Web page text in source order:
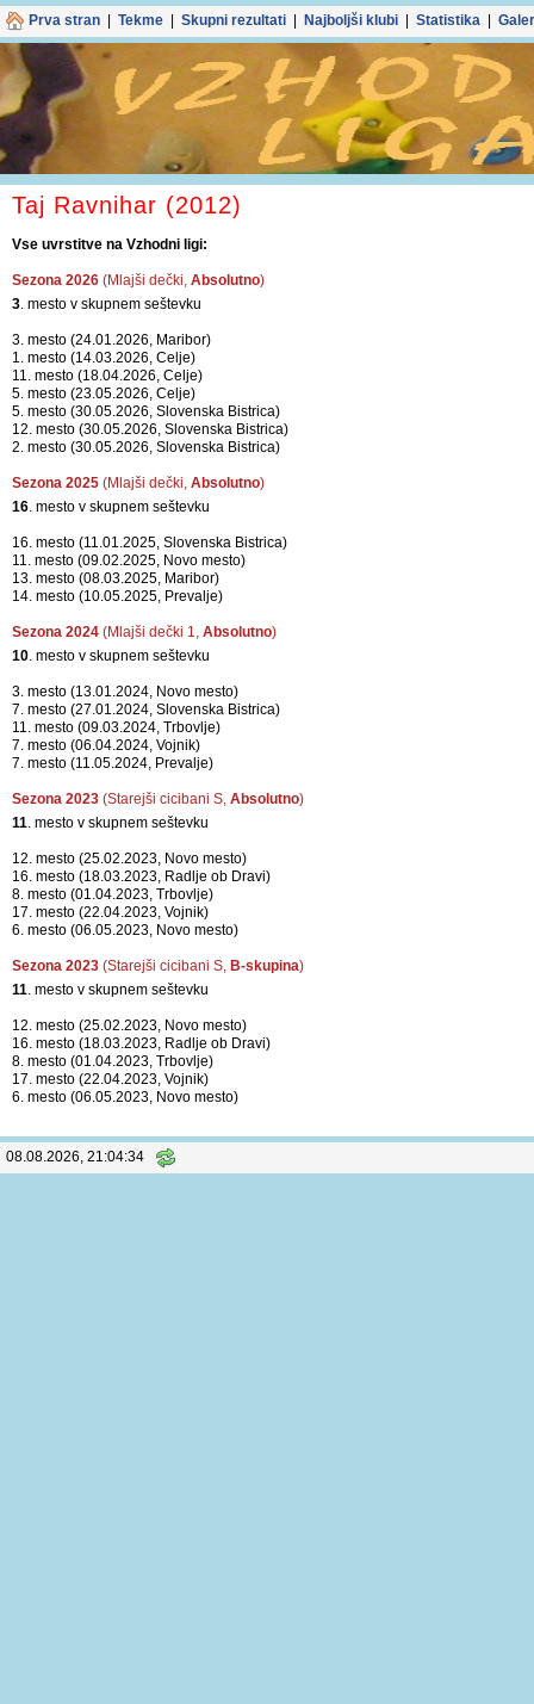
Prva stran Tekme Skupni rezultati Najboljši klubi Statistika
Taj Ravnihar (2012)
Vse uvrstitve na Vzhodni ligi:
Sezona 2026 (Mlajši dečki, Absolutno)
3. mesto v skupnem seštevku
3. mesto (24.01.2026, Maribor)
1. mesto (14.03.2026, Celje)
11. mesto (18.04.2026, Celje)
5. mesto (23.05.2026, Celje)
5. mesto (30.05.2026, Slovenska Bistrica)
12. mesto (30.05.2026, Slovenska Bistrica)
2. mesto (30.05.2026, Slovenska Bistrica)
Sezona 2025 (Mlajši dečki, Absolutno)
16. mesto v skupnem seštevku
16. mesto (11.01.2025, Slovenska Bistrica)
11. mesto (09.02.2025, Novo mesto)
13. mesto (08.03.2025, Maribor)
14. mesto (10.05.2025, Prevalje)
Sezona 2024 (Mlajši dečki 1, Absolutno)
10. mesto v skupnem seštevku
3. mesto (13.01.2024, Novo mesto)
7. mesto (27.01.2024, Slovenska Bistrica)
11. mesto (09.03.2024, Trbovlje)
7. mesto (06.04.2024, Vojnik)
7. mesto (11.05.2024, Prevalje)
Sezona 2023 (Starejši cicibani S, Absolutno)
11. mesto v skupnem seštevku
12. mesto (25.02.2023, Novo mesto)
16. mesto (18.03.2023, Radlje ob Dravi)
8. mesto (01.04.2023, Trbovlje)
17. mesto (22.04.2023, Vojnik)
6. mesto (06.05.2023, Novo mesto)
Sezona 2023 (Starejši cicibani S, B-skupina)
11. mesto v skupnem seštevku
12. mesto (25.02.2023, Novo mesto)
16. mesto (18.03.2023, Radlje ob Dravi)
8. mesto (01.04.2023, Trbovlje)
17. mesto (22.04.2023, Vojnik)
6. mesto (06.05.2023, Novo mesto)
08.08.2026, 21:04:35